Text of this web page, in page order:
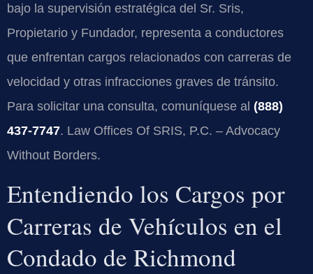
bajo la supervisión estratégica del Sr. Sris,
Propietario y Fundador, representa a conductores
que enfrentan cargos relacionados con carreras de
velocidad y otras infracciones graves de tránsito.
Para solicitar una consulta, comuníquese al (888)
437-7747. Law Offices Of SRIS, P.C. – Advocacy
Without Borders.
Entendiendo los Cargos por
Carreras de Vehículos en el
Condado de Richmond